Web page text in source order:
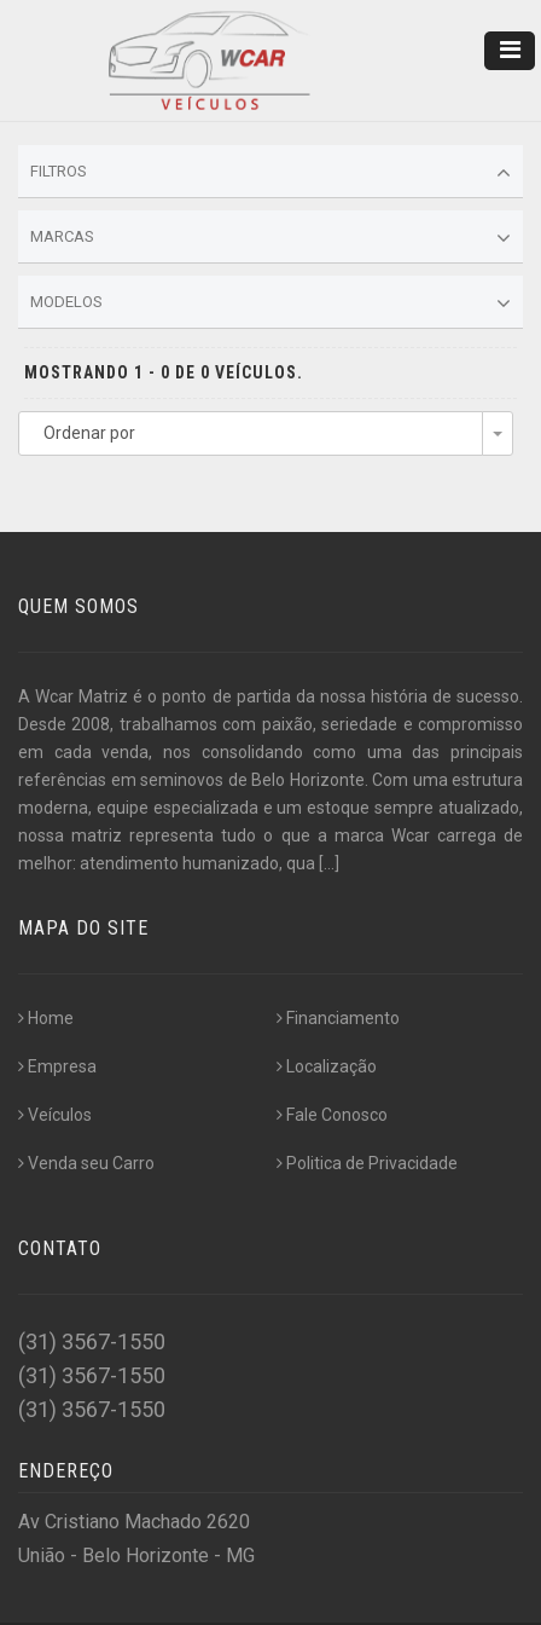
FILTROS
MARCAS
MODELOS
MOSTRANDO 1 - 0 DE 0 VEÍCULOS.
Ordenar por
QUEM SOMOS
A Wcar Matriz é o ponto de partida da nossa história de sucesso.
Desde 2008, trabalhamos com paixão, seriedade e compromisso
em cada venda, nos consolidando como uma das principais
referências em seminovos de Belo Horizonte. Com uma estrutura
moderna, equipe especializada e um estoque sempre atualizado,
nossa matriz representa tudo o que a marca Wcar carrega de
melhor: atendimento humanizado, qua
MAPA DO SITE
Home
Empresa
Veículos
Venda seu Carro
Financiamento
Localização
Fale Conosco
Politica de Privacidade
CONTATO
(31) 3567-1550
(31) 3567-1550
(31) 3567-1550
ENDEREÇO
Av Cristiano Machado 2620
União - Belo Horizonte - MG